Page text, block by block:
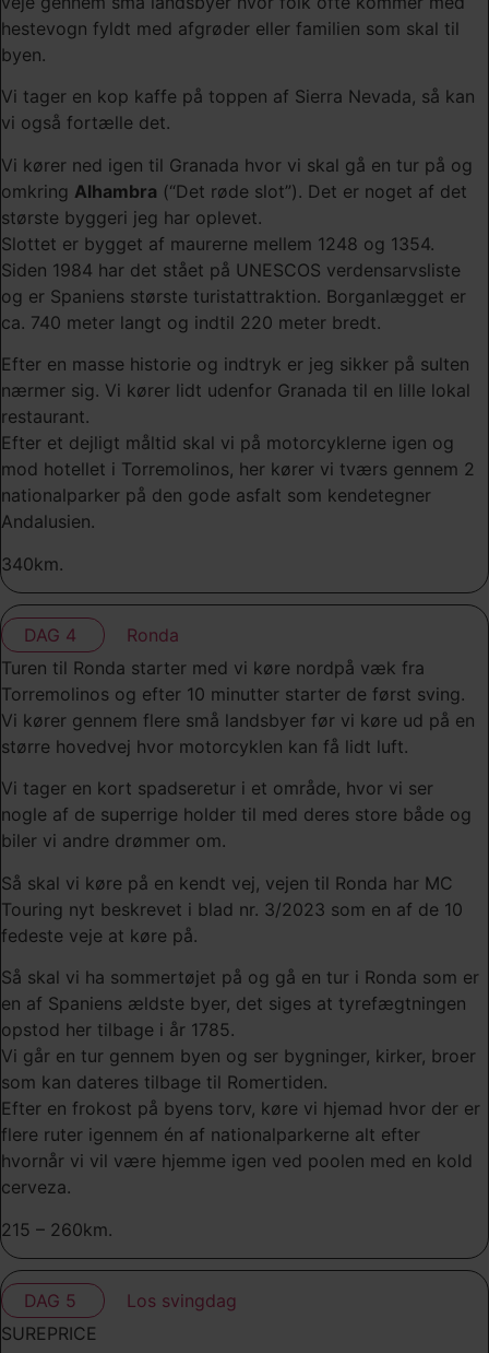
hestevogn fyldt med afgrøder eller familien som skal til
byen.
Vi tager en kop kaffe på toppen af Sierra Nevada, så kan
vi også fortælle det.
Vi kører ned igen til Granada hvor vi skal gå en tur på og
omkring Alhambra (“Det røde slot”). Det er noget af det
største byggeri jeg har oplevet.
Slottet er bygget af maurerne mellem 1248 og 1354.
Siden 1984 har det stået på UNESCOS verdensarvsliste
og er Spaniens største turistattraktion. Borganlægget er
ca. 740 meter langt og indtil 220 meter bredt.
Efter en masse historie og indtryk er jeg sikker på sulten
nærmer sig. Vi kører lidt udenfor Granada til en lille lokal
restaurant.
Efter et dejligt måltid skal vi på motorcyklerne igen og
mod hotellet i Torremolinos, her kører vi tværs gennem 2
nationalparker på den gode asfalt som kendetegner
Andalusien.
340km.
DAG 4
Ronda
Turen til Ronda starter med vi køre nordpå væk fra
Torremolinos og efter 10 minutter starter de først sving.
Vi kører gennem flere små landsbyer før vi køre ud på en
større hovedvej hvor motorcyklen kan få lidt luft.
Vi tager en kort spadseretur i et område, hvor vi ser
nogle af de superrige holder til med deres store både og
biler vi andre drømmer om.
Så skal vi køre på en kendt vej, vejen til Ronda har MC
Touring nyt beskrevet i blad nr. 3/2023 som en af de 10
fedeste veje at køre på.
Så skal vi ha sommertøjet på og gå en tur i Ronda som er
en af Spaniens ældste byer, det siges at tyrefægtningen
opstod her tilbage i år 1785.
Vi går en tur gennem byen og ser bygninger, kirker, broer
som kan dateres tilbage til Romertiden.
Efter en frokost på byens torv, køre vi hjemad hvor der er
flere ruter igennem én af nationalparkerne alt efter
hvornår vi vil være hjemme igen ved poolen med en kold
cerveza.
215 – 260km.
DAG 5
Los svingdag
SUREPRICE